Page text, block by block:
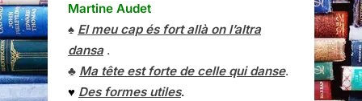
Martine Audet
♠ El meu cap és fort allà on l’altra
dansa.
♣ Ma tête est forte de celle qui danse.
♥ Des formes utiles.